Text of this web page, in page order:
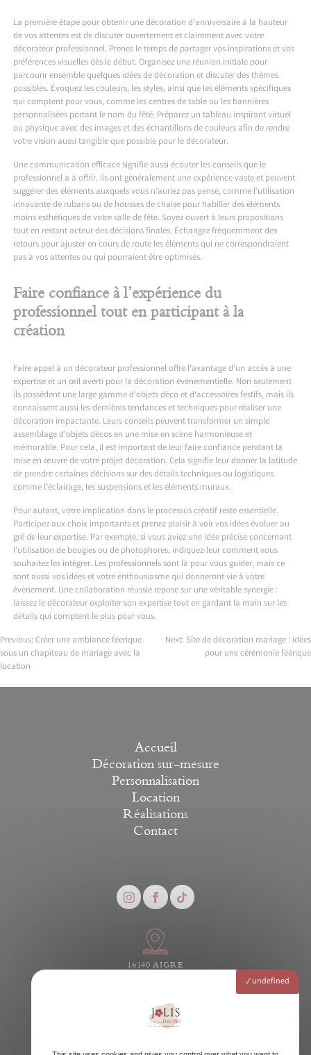
La première étape pour obtenir une décoration d’anniversaire à la hauteur
de vos attentes est de discuter ouvertement et clairement avec votre
décorateur professionnel. Prenez le temps de partager vos inspirations et vos
préférences visuelles dès le début. Organisez une réunion initiale pour
parcourir ensemble quelques idées de décoration et discuter des thèmes
possibles. Évoquez les couleurs, les styles, ainsi que les éléments spécifiques
qui comptent pour vous, comme les centres de table ou les bannières
personnalisées portant le nom du fêté. Préparez un tableau inspirant virtuel
ou physique avec des images et des échantillons de couleurs afin de rendre
votre vision aussi tangible que possible pour le décorateur.
Une communication efficace signifie aussi écouter les conseils que le
professionnel a à offrir. Ils ont généralement une expérience vaste et peuvent
suggérer des éléments auxquels vous n’auriez pas pensé, comme l’utilisation
innovante de rubans ou de housses de chaise pour habiller des éléments
moins esthétiques de votre salle de fête. Soyez ouvert à leurs propositions
tout en restant acteur des décisions finales. Échangez fréquemment des
retours pour ajuster en cours de route les éléments qui ne correspondraient
pas à vos attentes ou qui pourraient être optimisés.
Faire confiance à l’expérience du
professionnel tout en participant à la
création
Faire appel à un décorateur professionnel offre l’avantage d’un accès à une
expertise et un œil averti pour la décoration événementielle. Non seulement
ils possèdent une large gamme d’objets déco et d’accessoires festifs, mais ils
connaissent aussi les dernières tendances et techniques pour réaliser une
décoration impactante. Leurs conseils peuvent transformer un simple
assemblage d’objets décos en une mise en scène harmonieuse et
mémorable. Pour cela, il est important de leur faire confiance pendant la
mise en œuvre de votre projet décoration. Cela signifie leur donner la latitude
de prendre certaines décisions sur des détails techniques ou logistiques
comme l’éclairage, les suspensions et les éléments muraux.
Pour autant, votre implication dans le processus créatif reste essentielle.
Participez aux choix importants et prenez plaisir à voir vos idées évoluer au
gré de leur expertise. Par exemple, si vous aviez une idée précise concernant
l’utilisation de bougies ou de photophores, indiquez-leur comment vous
souhaitez les intégrer. Les professionnels sont là pour vous guider, mais ce
sont aussi vos idées et votre enthousiasme qui donneront vie à votre
évènement. Une collaboration réussie repose sur une véritable synergie :
laissez le décorateur exploiter son expertise tout en gardant la main sur les
détails qui comptent le plus pour vous.
Post
navigation
Previous: Créer une ambiance féerique
sous un chapiteau de mariage avec la
location
Next: Site de décoration mariage : idées
pour une cérémonie féérique
Accueil
Décoration sur-mesure
Personnalisation
Location
Réalisations
Contact
16140 AIGRE
undefined